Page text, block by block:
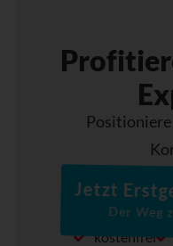
Jetzt
Der Weg
kostenfrei